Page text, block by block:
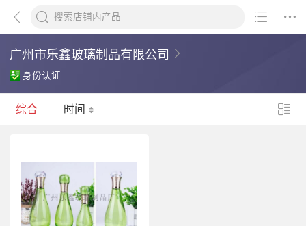
广州市乐鑫玻璃制品有限公司
身份认证
综合 时间